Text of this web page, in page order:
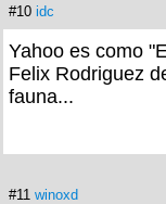
#10 idc
Yahoo es como
Felix Rodriguez
fauna...
#11 winoxd